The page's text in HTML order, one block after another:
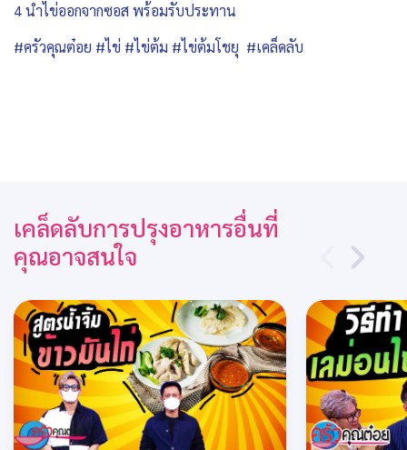
4 นำไข่ออกจากซอส พร้อมรับประทาน
#ครัวคุณต๋อย #ไข่ #ไข่ต้ม #ไข่ต้มโชยุ #เคล็ดลับ
เคล็ดลับการปรุงอาหารอื่นที่
คุณอาจสนใจ